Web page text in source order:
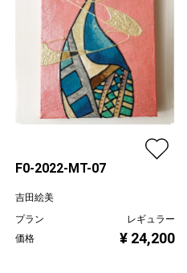
F0-2022-MT-07
吉田絵美
プラン
レギュラー
価格
¥ 24,200